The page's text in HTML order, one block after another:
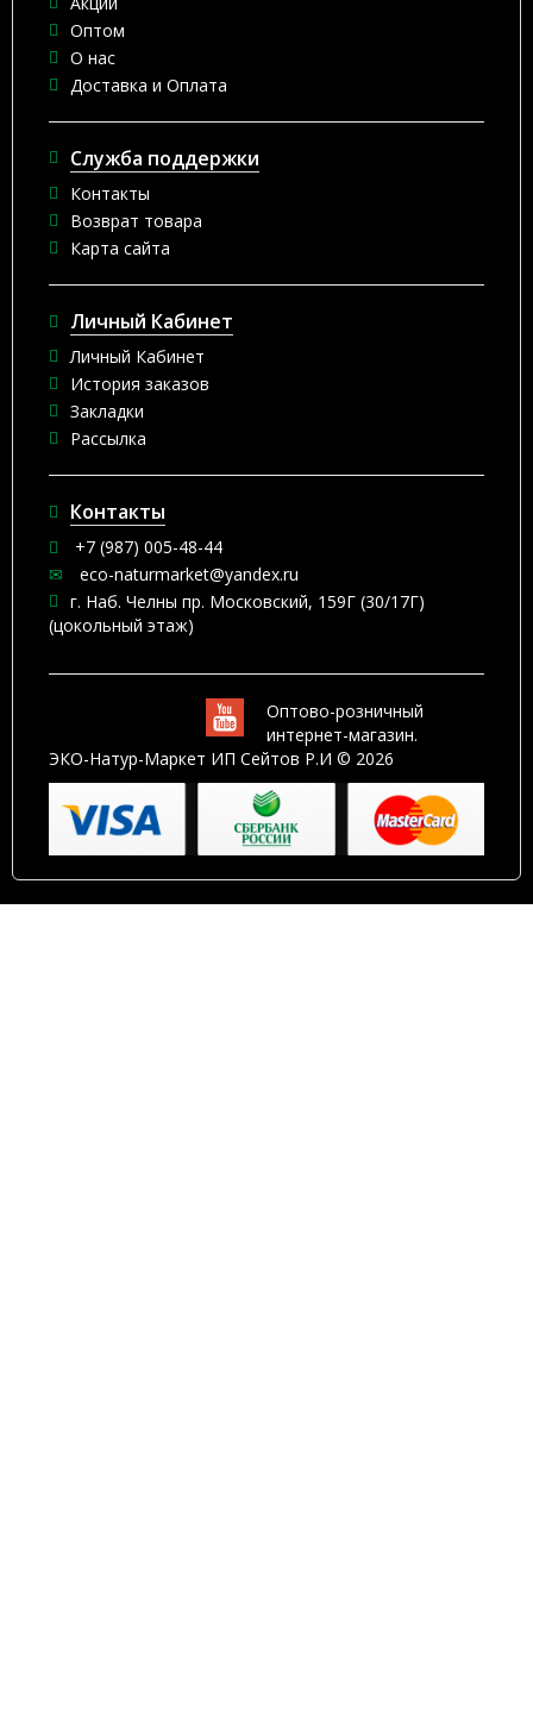
Оптом
О нас
Доставка и Оплата
Служба поддержки
Контакты
Возврат товара
Карта сайта
Личный Кабинет
Личный Кабинет
История заказов
Закладки
Рассылка
Контакты
+7 (987) 005-48-44
eco-naturmarket@yandex.ru
г. Наб. Челны пр. Московский, 159Г (30/17Г)
(цокольный этаж)
Оптово-розничный
интернет-магазин.
ЭКО-Натур-Маркет ИП Сейтов Р.И © 2026